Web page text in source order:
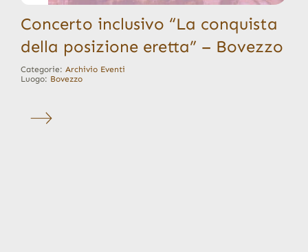
Concerto inclusivo “La conquista
della posizione eretta” – Bovezzo
Categorie: Archivio Eventi
Luogo: Bovezzo